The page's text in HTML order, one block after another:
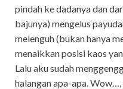
pindah ke dadanya dan
bajunya) mengelus
melenguh (bukan hanya
menaikkan posisi kaos
Lalu aku sudah
halangan apa-apa.